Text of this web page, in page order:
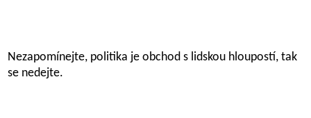
Nezapomínejte, politika je obchod s lidskou hloupostí, tak
se nedejte.